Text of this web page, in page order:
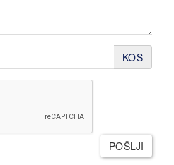
KOS
POŠLJI